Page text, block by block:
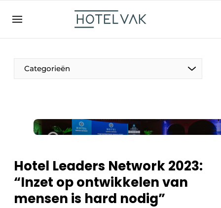
EN
NL
EN
FR
Categorieën
De Pen
Projecten
Hotel Leaders Network 2023:
“Inzet op ontwikkelen van
mensen is hard nodig”